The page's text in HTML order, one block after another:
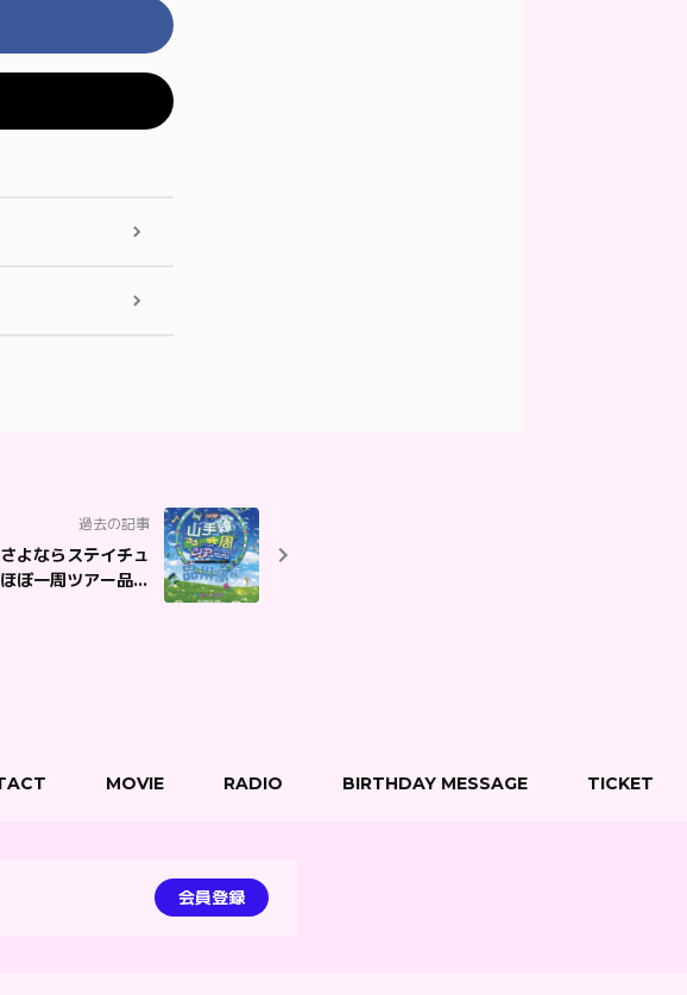
過去の記事
よならステイチュ
ぼ一周ツアー品川
MOVIE RADIO BIRTHDAY MESSAGE TICKET
会員登録